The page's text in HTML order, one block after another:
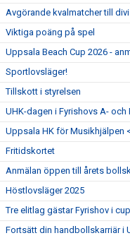
Avgörande kvalmatcher till
Viktiga poäng på spel
Uppsala Beach Cup 2026 -
Sportlovsläger!
Tillskott i styrelsen
UHK-dagen i Fyrishovs A- och
Uppsala HK för Musikhjälpen
Fritidskortet
Anmälan öppen till årets
Höstlovsläger 2025
Tre elitlag gästar Fyrishov i
Fortsätt din handbollskarriär i